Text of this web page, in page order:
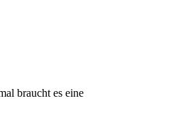
braucht es eine